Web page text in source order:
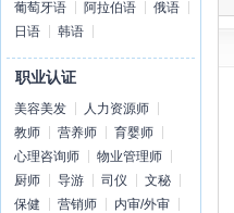
葡萄牙语
阿拉伯语
俄语
日语
韩语
职业认证
美容美发
人力资源师
教师
营养师
育婴师
心理咨询师
物业管理师
厨师
导游 司仪
文秘
保健
营销师
内审/外审